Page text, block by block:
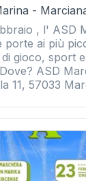
-
, l' ASD
porte ai più
di gioco, sport e
ASD
11, 57033